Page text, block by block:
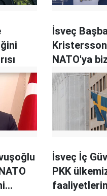
İsveç
NATO'ya
katılabilir
İsveç İç
PKK